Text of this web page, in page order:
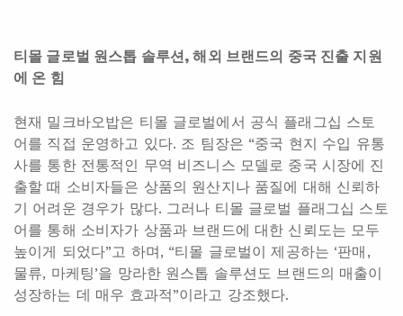
티몰 글로벌 원스톱 솔루션, 해외 브랜드의 중국 진출 지원
에 온 힘
현재 밀크바오밥은 티몰 글로벌에서 공식 플래그십 스토
어를 직접 운영하고 있다. 조 팀장은 “중국 현지 수입 유통
사를 통한 전통적인 무역 비즈니스 모델로 중국 시장에 진
출할 때 소비자들은 상품의 원산지나 품질에 대해 신뢰하
기 어려운 경우가 많다. 그러나 티몰 글로벌 플래그십 스토
어를 통해 소비자가 상품과 브랜드에 대한 신뢰도는 모두
높이게 되었다”고 하며, “티몰 글로벌이 제공하는 ‘판매,
물류, 마케팅’을 망라한 원스톱 솔루션도 브랜드의 매출이
성장하는 데 매우 효과적”이라고 강조했다.